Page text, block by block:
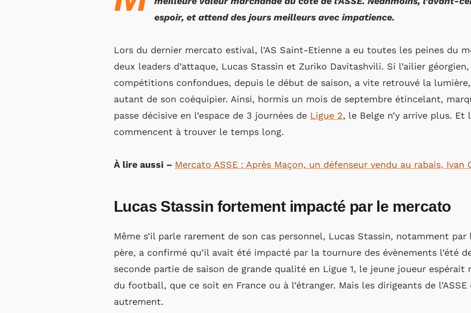
espoir, et attend des jours meilleurs avec impatience.
Lors du dernier mercato estival, l’AS Saint-Etienne a eu toutes les peines du
deux leaders d’attaque, Lucas Stassin et Zuriko Davitashvili. Si l’ailier
compétitions confondues, depuis le début de saison, a vite retrouvé la
autant de son coéquipier. Ainsi, hormis un mois de septembre étincelant,
passe décisive en l’espace de 3 journées de Ligue 2, le Belge n’y arrive plus. Et
commencent à trouver le temps long.
À lire aussi – Mercato ASSE : Après Maçon, un défenseur vendu au rabais, Ivan
Lucas Stassin fortement impacté par le mercato
Même s’il parle rarement de son cas personnel, Lucas Stassin, notamment par
père, a confirmé qu’il avait été impacté par la tournure des évènements l’été
seconde partie de saison de grande qualité en Ligue 1, le jeune joueur espérait
du football, que ce soit en France ou à l’étranger. Mais les dirigeants de
autrement.